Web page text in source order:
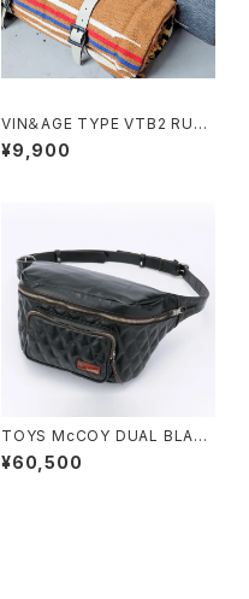
VIN＆AGE TYPE VTB2 RUG
& LEATHER RUG HOLDER
¥9,900
TOYS McCOY DUAL BLADE
BAG MAX
¥60,500